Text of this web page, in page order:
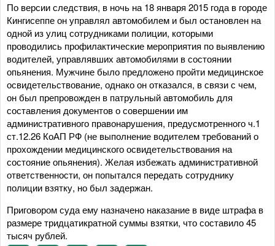
По версии следствия, в ночь на 18 января 2015 года в городе
Кингисеппе он управлял автомобилем и был остановлен на
одной из улиц сотрудниками полиции, которыми
проводились профилактические мероприятия по выявлению
водителей, управлявших автомобилями в состоянии
опьянения. Мужчине было предложено пройти медицинское
освидетельствование, однако он отказался, в связи с чем,
он был препровожден в патрульный автомобиль для
составления документов о совершении им
административного правонарушения, предусмотренного ч.1
ст.12.26 КоАП РФ (не выполнение водителем требований о
прохождении медицинского освидетельствования на
состояние опьянения). Желая избежать административной
ответственности, он попытался передать сотруднику
полиции взятку, но был задержан.
Приговором суда ему назначено наказание в виде штрафа в
размере тридцатикратной суммы взятки, что составило 45
тысяч рублей.